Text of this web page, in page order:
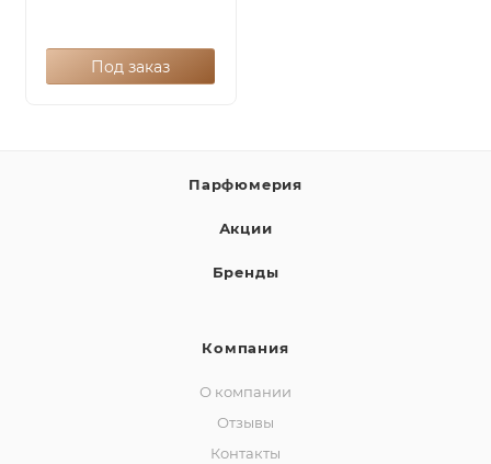
Под заказ
Парфюмерия
Акции
Бренды
Компания
О компании
Отзывы
Контакты